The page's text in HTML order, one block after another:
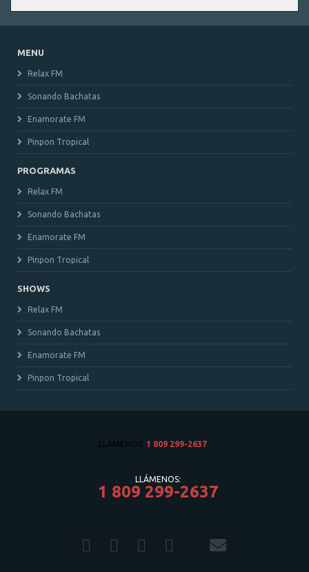
MENU
Relax FM
Sonando Bachatas
Enamorate FM
Pinpon Tropical
PROGRAMAS
Relax FM
Sonando Bachatas
Enamorate FM
Pinpon Tropical
SHOWS
Relax FM
Sonando Bachatas
Enamorate FM
Pinpon Tropical
LLÁMENOS: 1 809 299-2637
LLÁMENOS:
1 809 299-2637